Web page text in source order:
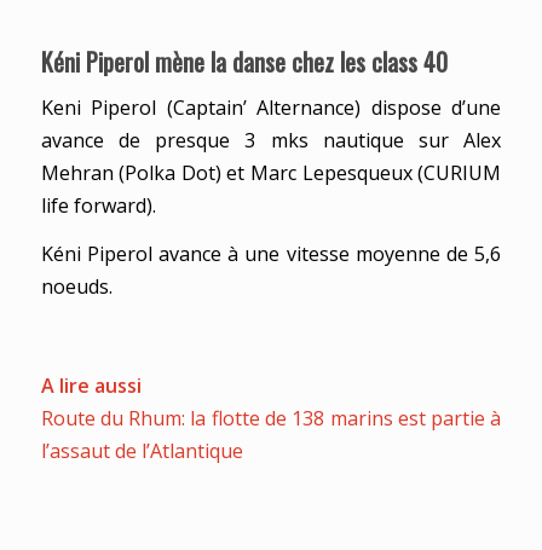
Kéni Piperol mène la danse chez les class 40
Keni Piperol (Captain’ Alternance) dispose d’une
avance de presque 3 mks nautique sur Alex
Mehran (Polka Dot) et Marc Lepesqueux (CURIUM
life forward).
Kéni Piperol avance à une vitesse moyenne de 5,6
noeuds.
A lire aussi
Route du Rhum: la flotte de 138 marins est partie à
l’assaut de l’Atlantique